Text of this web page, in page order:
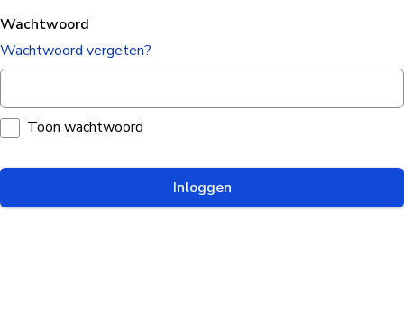
Wachtwoord
Wachtwoord vergeten?
Toon wachtwoord
Inloggen